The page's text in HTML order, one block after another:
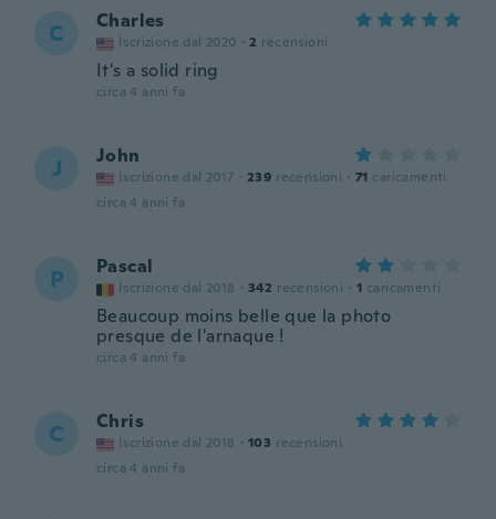
C Charles
Iscrizione dal 2020 · 2 recensioni
It's a solid ring
circa 4 anni fa
J John
Iscrizione dal 2017 · 239 recensioni · 71 caricamenti
circa 4 anni fa
P Pascal
Iscrizione dal 2018 · 342 recensioni · 1 caricamenti
Beaucoup moins belle que la photo
presque de l'arnaque !
circa 4 anni fa
C Chris
Iscrizione dal 2018 · 103 recensioni
circa 4 anni fa